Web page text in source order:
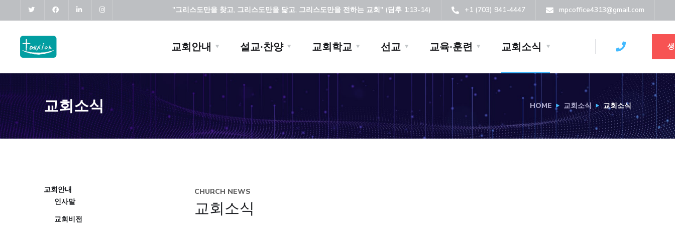
+1 (703) 941-4447 mpcoffice4313@gmail.com
"그리스도만을 찾고, 그리스도만을 닮고, 그리스도만을 전하는 교회" (딤후 1:13-14)
교회안내 설교·찬양 교회학교 선교 교육·훈련 교회소식
교회소식 HOME 교회소식 교회소식
CHURCH NEWS
교회소식
교회안내
인사말
교회비전